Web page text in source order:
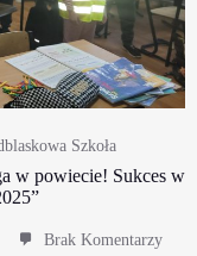
Szkoła
w powiecie! Sukces w
Brak Komentarzy